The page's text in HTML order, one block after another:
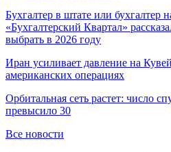
Бухгалтер в штате или бухгалтер
«Бухгалтерский Квартал»
выбрать в 2026 году
Иран усиливает давление на
американских операциях
Орбитальная сеть растет: число
превысило 30
Все новости